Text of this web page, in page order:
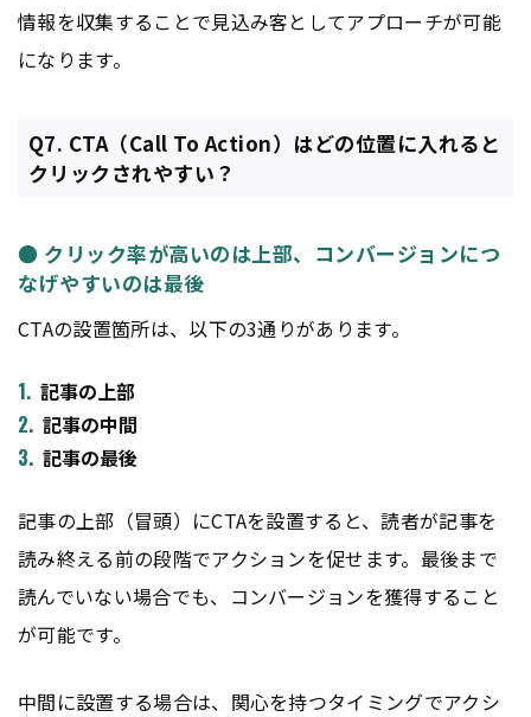
情報を収集することで見込み客としてアプローチが可能
になります。
Q7. CTA（Call To Action）はどの位置に入れると
クリックされやすい？
● クリック率が高いのは上部、コンバージョンにつ
なげやすいのは最後
CTAの設置箇所は、以下の3通りがあります。
記事の上部
記事の中間
記事の最後
記事の上部（冒頭）にCTAを設置すると、読者が記事を
読み終える前の段階でアクションを促せます。最後まで
読んでいない場合でも、コンバージョンを獲得すること
が可能です。
中間に設置する場合は、関心を持つタイミングでアクシ